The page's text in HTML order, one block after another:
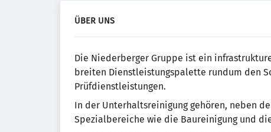
ÜBER UNS
Die Niederberger Gruppe ist ein
breiten Dienstleistungspalette rundum den
Prüfdienstleistungen.
In der Unterhaltsreinigung gehören, neben
Spezialbereiche wie die Baureinigung und